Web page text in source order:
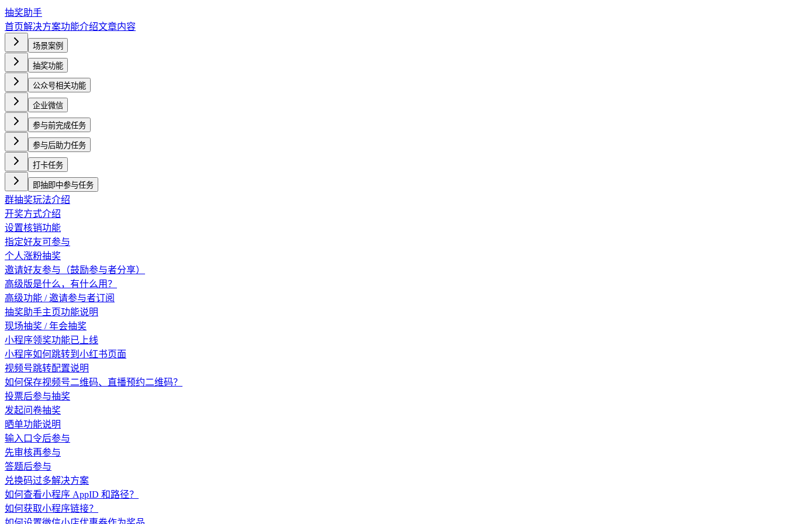
抽奖助手
首页解决方案功能介绍文章内容
场景案例
抽奖功能
公众号相关功能
企业微信
参与前完成任务
参与后助力任务
打卡任务
即抽即中参与任务
群抽奖玩法介绍
开奖方式介绍
设置核销功能
指定好友可参与
个人涨粉抽奖
邀请好友参与（鼓励参与者分享）
高级版是什么，有什么用？
高级功能 / 邀请参与者订阅
抽奖助手主页功能说明
现场抽奖 / 年会抽奖
小程序领奖功能已上线
小程序如何跳转到小红书页面
视频号跳转配置说明
如何保存视频号二维码、直播预约二维码？
投票后参与抽奖
发起问卷抽奖
晒单功能说明
输入口令后参与
先审核再参与
答题后参与
兑换码过多解决方案
如何查看小程序 AppID 和路径？
如何获取小程序链接？